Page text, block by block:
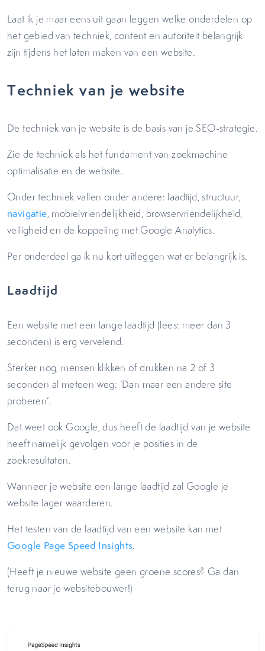
Laat ik je maar eens uit gaan leggen welke onderdelen op
het gebied van techniek, content en autoriteit belangrijk
zijn tijdens het laten maken van een website.
Techniek van je website
De techniek van je website is de basis van je SEO-strategie.
Zie de techniek als het fundament van zoekmachine
optimalisatie en de website.
Onder techniek vallen onder andere: laadtijd, structuur,
navigatie, mobielvriendelijkheid, browservriendelijkheid,
veiligheid en de koppeling met Google Analytics.
Per onderdeel ga ik nu kort uitleggen wat er belangrijk is.
Laadtijd
Een website met een lange laadtijd (lees: meer dan 3
seconden) is erg vervelend.
Sterker nog, mensen klikken of drukken na 2 of 3
seconden al meteen weg: ‘Dan maar een andere site
proberen’.
Dat weet ook Google, dus heeft de laadtijd van je website
heeft namelijk gevolgen voor je posities in de
zoekresultaten.
Wanneer je website een lange laadtijd zal Google je
website lager waarderen.
Het testen van de laadtijd van een website kan met
Google Page Speed Insights.
(Heeft je nieuwe website geen groene scores? Ga dan
terug naar je websitebouwer!)